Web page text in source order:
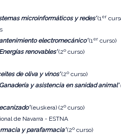
microinformáticos y redes'(1er
electromecánico'(1er curso)
renovables'(2º curso)
de oliva y vinos'(2º curso)
y asistencia en sanidad animal'
(euskera) (2º curso)
de Navarra - ESTNA
y parafarmacia'(2º curso)